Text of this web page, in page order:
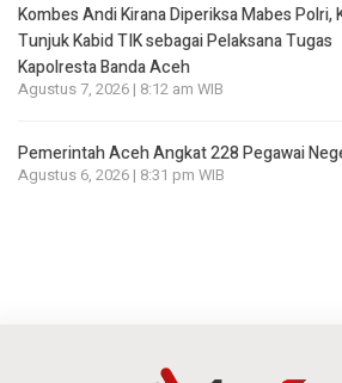
Kombes Andi Kirana Diperiksa Mabes Polri,
Tunjuk Kabid TIK sebagai Pelaksana Tugas
Kapolresta Banda Aceh
Agustus 7, 2026 | 8:12 am WIB
Pemerintah Aceh Angkat 228 Pegawai
Agustus 6, 2026 | 8:31 pm WIB